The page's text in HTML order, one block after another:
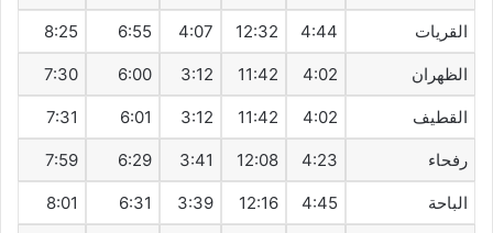
القريات 4:44
12:32
4:07
6:55
8:25
الظهران 4:02
11:42
3:12
6:00
7:30
القطيف‎ 4:02
11:42
3:12
6:01
7:31
رفحاء 4:23
12:08
3:41
6:29
7:59
الباحة 4:45
12:16
3:39
6:31
8:01